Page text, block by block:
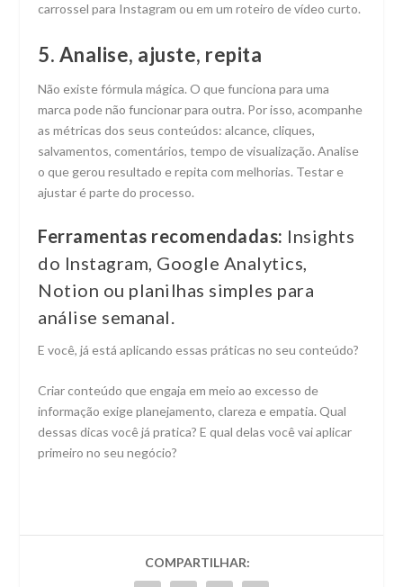
carrossel para Instagram ou em um roteiro de vídeo curto.
5. Analise, ajuste, repita
Não existe fórmula mágica. O que funciona para uma
marca pode não funcionar para outra. Por isso, acompanhe
as métricas dos seus conteúdos: alcance, cliques,
salvamentos, comentários, tempo de visualização. Analise
o que gerou resultado e repita com melhorias. Testar e
ajustar é parte do processo.
Ferramentas recomendadas: Insights
do Instagram, Google Analytics,
Notion ou planilhas simples para
análise semanal.
E você, já está aplicando essas práticas no seu conteúdo?
Criar conteúdo que engaja em meio ao excesso de
informação exige planejamento, clareza e empatia. Qual
dessas dicas você já pratica? E qual delas você vai aplicar
primeiro no seu negócio?
COMPARTILHAR: